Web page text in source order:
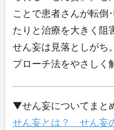
ことで患者さんが転倒
たりと治療を大きく阻
せん妄は見落としがち
プローチ法をやさしく
▼せん妄についてまと
せん妄とは？ せん妄